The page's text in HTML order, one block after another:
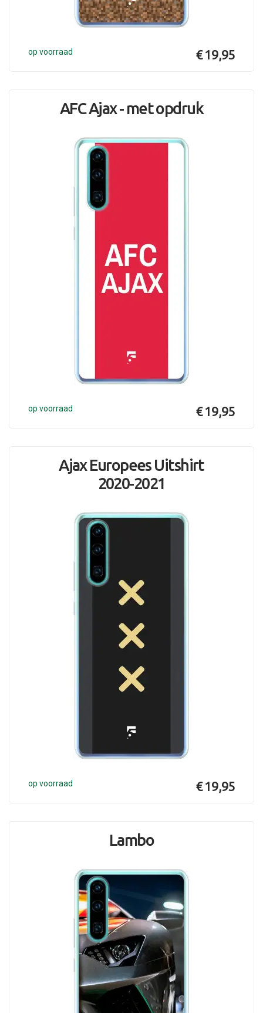
op voorraad € 19,95
AFC Ajax - met opdruk
op voorraad € 19,95
Ajax Europees Uitshirt
2020-2021
op voorraad € 19,95
Lambo